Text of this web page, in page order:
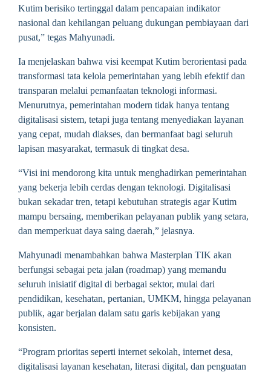
Kutim berisiko tertinggal dalam pencapaian indikator
nasional dan kehilangan peluang dukungan pembiayaan dari
pusat,” tegas Mahyunadi.
Ia menjelaskan bahwa visi keempat Kutim berorientasi pada
transformasi tata kelola pemerintahan yang lebih efektif dan
transparan melalui pemanfaatan teknologi informasi.
Menurutnya, pemerintahan modern tidak hanya tentang
digitalisasi sistem, tetapi juga tentang menyediakan layanan
yang cepat, mudah diakses, dan bermanfaat bagi seluruh
lapisan masyarakat, termasuk di tingkat desa.
“Visi ini mendorong kita untuk menghadirkan pemerintahan
yang bekerja lebih cerdas dengan teknologi. Digitalisasi
bukan sekadar tren, tetapi kebutuhan strategis agar Kutim
mampu bersaing, memberikan pelayanan publik yang setara,
dan memperkuat daya saing daerah,” jelasnya.
Mahyunadi menambahkan bahwa Masterplan TIK akan
berfungsi sebagai peta jalan (roadmap) yang memandu
seluruh inisiatif digital di berbagai sektor, mulai dari
pendidikan, kesehatan, pertanian, UMKM, hingga pelayanan
publik, agar berjalan dalam satu garis kebijakan yang
konsisten.
“Program prioritas seperti internet sekolah, internet desa,
digitalisasi layanan kesehatan, literasi digital, dan penguatan